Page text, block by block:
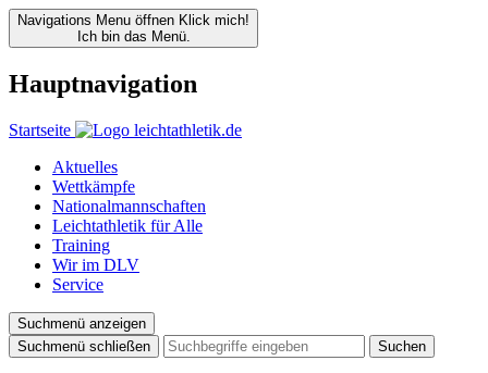
Navigations Menu öffnen Klick mich!
Ich bin das Menü.
Hauptnavigation
Startseite
Aktuelles
Wettkämpfe
Nationalmannschaften
Leichtathletik für Alle
Training
Wir im DLV
Service
Suchmenü anzeigen
Suchmenü schließen
Suchen